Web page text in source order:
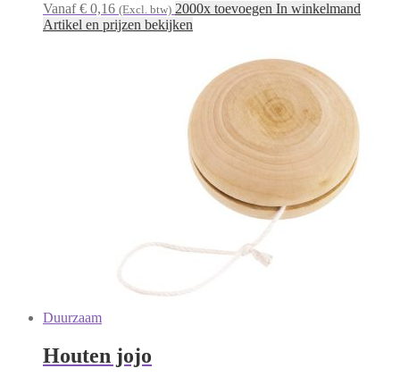
Vanaf € 0,16 (Excl. btw) 2000x toevoegen In winkelmand
Artikel en prijzen bekijken
Duurzaam
Houten jojo